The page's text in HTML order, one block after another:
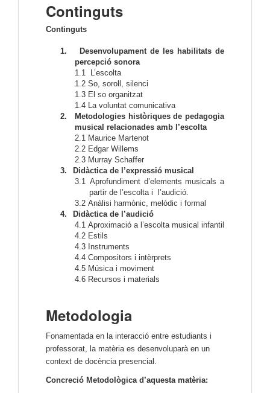
Continguts
Continguts
1.
Desenvolupament de les habilitats de
percepció sonora
1.1
L’escolta
1.2 So, soroll, silenci
1.3 El so organitzat
1.4 La voluntat comunicativa
2.
Metodologies històriques de pedagogia
musical relacionades amb l’escolta
2.1 Maurice Martenot
2.2 Edgar Willems
2.3 Murray Schaffer
3.
Didàctica de l’expressió musical
3.1 Aprofundiment d’elements musicals a
partir de l’escolta i l’audició.
3.2 Anàlisi harmònic, melòdic i formal
4.
Didàctica de l’audició
4.1 Aproximació a l’escolta musical infantil
4.2 Estils
4.3 Instruments
4.4 Compositors i intèrprets
4.5 Música i moviment
4.6 Recursos i materials
Metodologia
Fonamentada en la interacció entre estudiants i
professorat, la matèria es desenvoluparà en un
context de docència presencial.
Concreció Metodològica d’aquesta matèria: